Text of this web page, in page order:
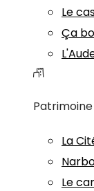
Le
Ça
Patrimoine
La
Le